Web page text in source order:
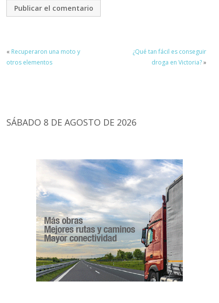
« Recuperaron una moto y
otros elementos
¿Qué tan fácil es conseguir
droga en Victoria?»
SÁBADO 8 DE AGOSTO DE 2026